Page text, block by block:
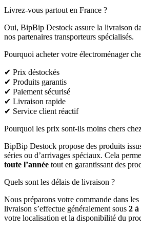
Livrez-vous partout en France ?
Oui, BipBip Destock assure la livraison
nos partenaires transporteurs spécialisés.
Pourquoi acheter votre électroménager
✔ Prix déstockés
✔ Produits garantis
✔ Paiement sécurisé
✔ Livraison rapide
✔ Service client réactif
Pourquoi les prix sont-ils moins chers
BipBip Destock propose des produits
séries ou d’arrivages spéciaux. Cela
toute l’année tout en garantissant des
Quels sont les délais de livraison ?
Nous préparons votre commande dans
livraison s’effectue généralement sous 2 à
votre localisation et la disponibilité du